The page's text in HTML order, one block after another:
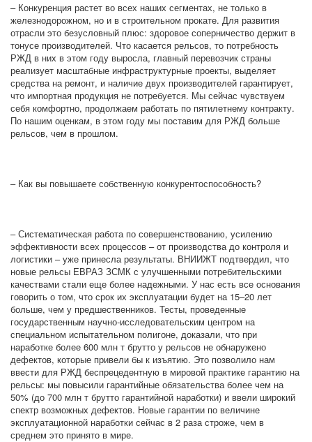
– Конкуренция растет во всех наших сегментах, не только в
железнодорожном, но и в строительном прокате. Для развития
отрасли это безусловный плюс: здоровое соперничество держит в
тонусе производителей. Что касается рельсов, то потребность
РЖД в них в этом году выросла, главный перевозчик страны
реализует масштабные инфраструктурные проекты, выделяет
средства на ремонт, и наличие двух производителей гарантирует,
что импортная продукция не потребуется. Мы сейчас чувствуем
себя комфортно, продолжаем работать по пятилетнему контракту.
По нашим оценкам, в этом году мы поставим для РЖД больше
рельсов, чем в прошлом.
– Как вы повышаете собственную конкурентоспособность?
– Систематическая работа по совершенствованию, усилению
эффективности всех процессов – от производства до контроля и
логистики – уже принесла результаты. ВНИИЖТ подтвердил, что
новые рельсы ЕВРАЗ ЗСМК с улучшенными потребительскими
качествами стали еще более надежными. У нас есть все основания
говорить о том, что срок их эксплуатации будет на 15–20 лет
больше, чем у предшественников. Тесты, проведенные
государственным научно-исследовательским центром на
специальном испытательном полигоне, доказали, что при
наработке более 600 млн т брутто у рельсов не обнаружено
дефектов, которые привели бы к изъятию. Это позволило нам
ввести для РЖД беспрецедентную в мировой практике гарантию на
рельсы: мы повысили гарантийные обязательства более чем на
50% (до 700 млн т брутто гарантийной наработки) и ввели широкий
спектр возможных дефектов. Новые гарантии по величине
эксплуатационной наработки сейчас в 2 раза строже, чем в
среднем это принято в мире.